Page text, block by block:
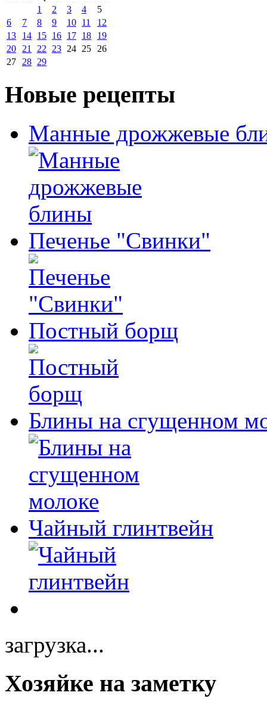
1
2 3 4
5
6
7 8 9 10 11
12
13
14 15 16 17 18
19
20 21 22 23 24 25 26
27 28 29
Новые рецепты
Манные дрожжевые
Печенье "Свинки"
Постный борщ
Блины на сгущенном
Чайный глинтвейн
загрузка...
Хозяйке на заметку